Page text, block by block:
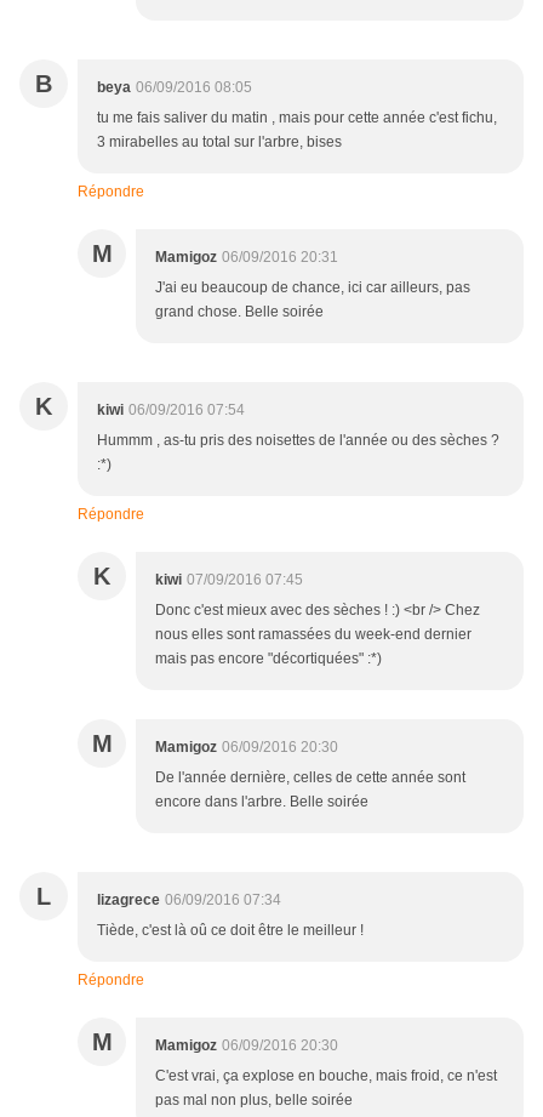
B beya 06/09/2016 08:05
tu me fais saliver du matin , mais pour cette année c'est fichu,
3 mirabelles au total sur l'arbre, bises
Répondre
M Mamigoz 06/09/2016 20:31
J'ai eu beaucoup de chance, ici car ailleurs, pas
grand chose. Belle soirée
K kiwi 06/09/2016 07:54
Hummm , as-tu pris des noisettes de l'année ou des sèches ?
:*)
Répondre
K kiwi 07/09/2016 07:45
Donc c'est mieux avec des sèches ! :) <br /> Chez
nous elles sont ramassées du week-end dernier
mais pas encore "décortiquées" :*)
M Mamigoz 06/09/2016 20:30
De l'année dernière, celles de cette année sont
encore dans l'arbre. Belle soirée
L lizagrece 06/09/2016 07:34
Tiède, c'est là oû ce doit être le meilleur !
Répondre
M Mamigoz 06/09/2016 20:30
C'est vrai, ça explose en bouche, mais froid, ce n'est
pas mal non plus, belle soirée